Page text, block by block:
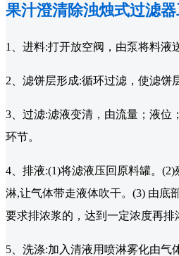
果汁澄清除浊烛式过滤
1、进料:打开放空阀，由泵将料液
2、滤饼层形成:循环过滤，使滤饼
3、过滤:滤液变清，由流量；液位
环节。
4、排液:(1)将滤液压回原料罐。
淋,让气体带走液体吹干。(3) 由底
要求排浓浆的，达到一定浓度再排
5、洗涤:加入清液用喷淋雾化由气